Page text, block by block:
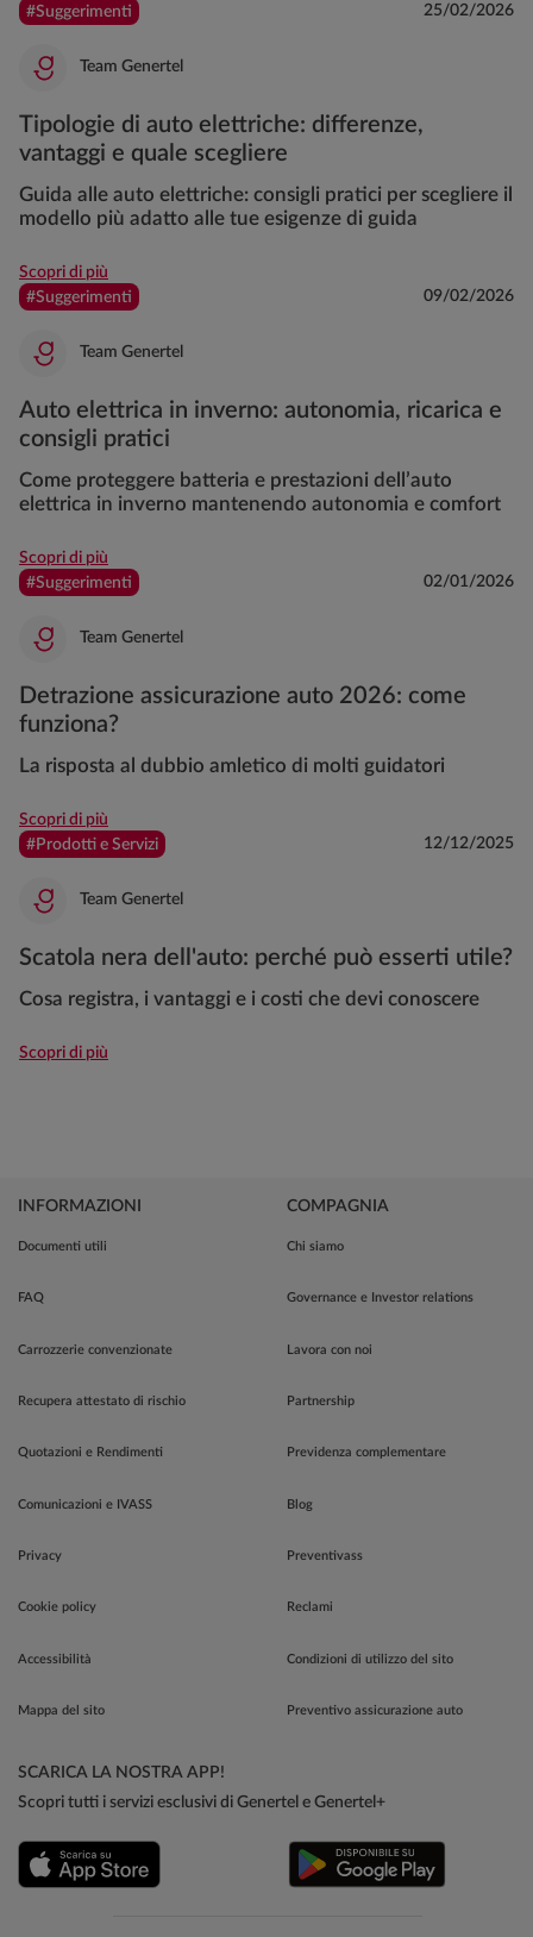
#Suggerimenti
25/02/2026
Team Genertel
Tipologie di auto elettriche: differenze,
vantaggi e quale scegliere
Guida alle auto elettriche: consigli pratici per scegliere il
modello più adatto alle tue esigenze di guida
Scopri di più
#Suggerimenti
09/02/2026
Team Genertel
Auto elettrica in inverno: autonomia, ricarica e
consigli pratici
Come proteggere batteria e prestazioni dell’auto
elettrica in inverno mantenendo autonomia e comfort
Scopri di più
#Suggerimenti
02/01/2026
Team Genertel
Detrazione assicurazione auto 2026: come
funziona?
La risposta al dubbio amletico di molti guidatori
Scopri di più
#Prodotti e Servizi
12/12/2025
Team Genertel
Scatola nera dell'auto: perché può esserti utile?
Cosa registra, i vantaggi e i costi che devi conoscere
Scopri di più
INFORMAZIONI
Documenti utili
FAQ
Carrozzerie convenzionate
Recupera attestato di rischio
Quotazioni e Rendimenti
Comunicazioni e IVASS
Privacy
Cookie policy
Accessibilità
Mappa del sito
COMPAGNIA
Chi siamo
Governance e Investor relations
Lavora con noi
Partnership
Previdenza complementare
Blog
Preventivass
Reclami
Condizioni di utilizzo del sito
Preventivo assicurazione auto
SCARICA LA NOSTRA APP!
Scopri tutti i servizi esclusivi di Genertel e Genertel+